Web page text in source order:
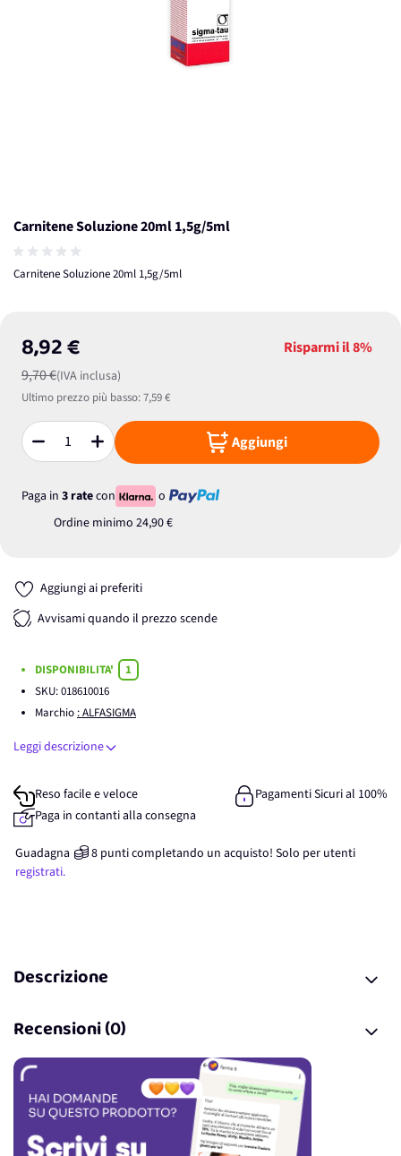
Carnitene Soluzione 20ml 1,5g/5ml
Carnitene Soluzione 20ml 1,5g/5ml
8,92 €
9,70 €(IVA inclusa)
Risparmi il8%
Ultimo prezzo più basso:7,59 €
Quantità Aggiungi
Paga in 3 ratecon
o
Ordine minimo 24,90 €
Aggiungi ai preferiti
Avvisami quando il prezzo scende
DISPONIBILITA'
1
SKU:018610016
Marchio : ALFASIGMA
Leggi descrizione
Reso facile e veloce
Pagamenti Sicuri al 100%
Paga in contanti alla consegna
Guadagna 8 punticompletando un acquisto! Solo per utenti
registrati.
Descrizione
Recensioni (0)